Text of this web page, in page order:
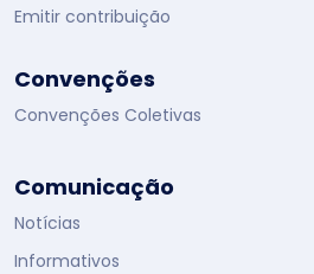
Emitir contribuição
Convenções
Convenções Coletivas
Comunicação
Notícias
Informativos